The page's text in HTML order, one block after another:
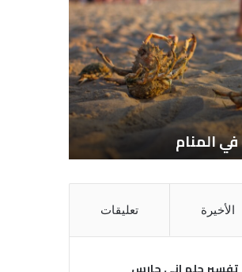
المنام
اني
حارس
شخصي
الأخيرة تعليقات